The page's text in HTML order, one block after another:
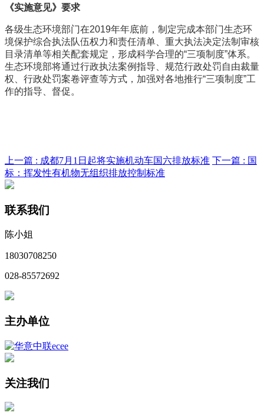
《实施意见》要求
各级生态环境部门在2019年年底前，制定完成本部门生态环
境保护综合执法队伍权力和责任清单、重大执法决定法制审核
目录清单等相关配套规定，形成科学合理的“三项制度”体系。
生态环境部将通过行政执法案例指导、规范行政处罚自由裁量
权、行政处罚案卷评查等方式，加强对各地推行“三项制度”工
作的指导、督促。
上一篇 : 成都7月1日起将实施机动车国六排放标准 下一篇 : 国
标：挥发性有机物无组织排放控制标准
联系我们
陈小姐
18030708250
028-85572692
主办单位
关注我们